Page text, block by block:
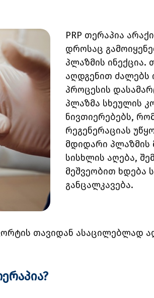
PRP თერაპია
დროსაც
პლაზმის ინექცია.
აღდგენით ძალებს
პროცესის
პლაზმა სხეულის
ნივთიერებებს,
რეგენერაციას
მდიდარი პლაზმის
სისხლის აღება,
მეშვეობით ხდება
განცალკავება.
თავიდან ასაცილებლად